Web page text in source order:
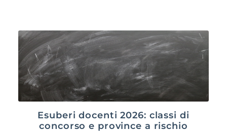
Esuberi docenti 2026: classi di
concorso e province a rischio